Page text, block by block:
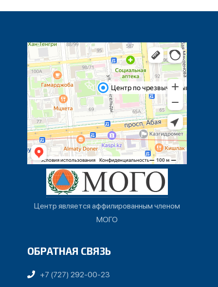
Центр является аффилированным членом
МОГО
ОБРАТНАЯ СВЯЗЬ
+7 (727) 292-00-23